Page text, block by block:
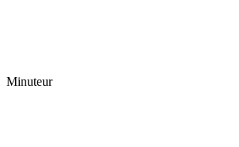
Minuteur